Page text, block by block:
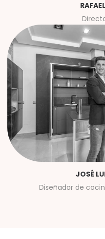
JOSÉ
Diseñador de